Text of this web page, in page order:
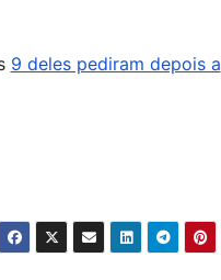
9 deles pediram depois a